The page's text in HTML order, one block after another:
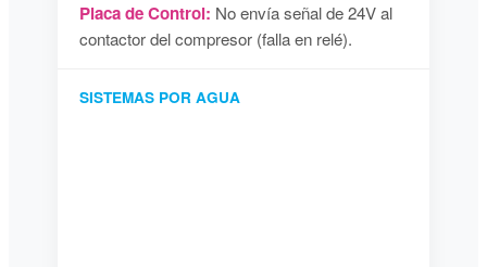
Placa de Control: No envía señal de 24V al
contactor del compresor (falla en relé).
SISTEMAS POR AGUA